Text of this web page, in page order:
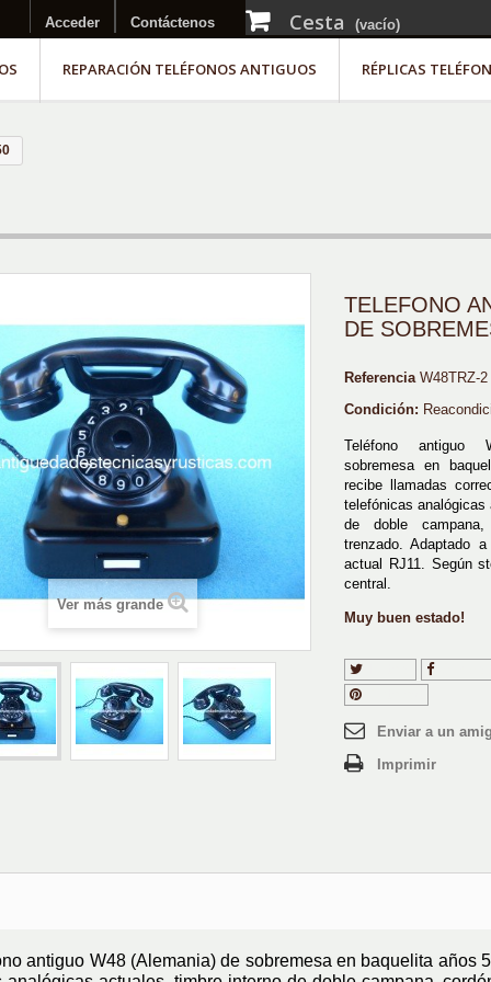
Cesta (vacío)
Contáctenos
Acceder
RÉPLICAS
REPARACIÓN TELÉFONOS ANTIGUOS
Ver más grande
TELEFONO
DE
Referencia W48TRZ-2
Condición:
Teléfono antiguo
sobremesa en
recibe llamadas
telefónicas
de doble
trenzado. Adaptado
actual RJ11. Según
central.
Muy buen estado!
Tuitear
Pinterest
Enviar a un
Imprimir
antiguo W48 (Alemania) de sobremesa en baquelita años